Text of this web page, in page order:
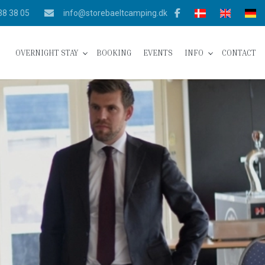
38 05 info@storebaeltcamping.dk
OVERNIGHT STAY BOOKING EVENTS INFO CONTACT